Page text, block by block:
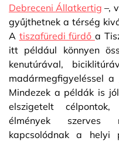
Debreceni Állatkertig –,
gyűjthetnek a térség
A tiszafüredi fürdő a
itt például könnyen
kenutúrával,
madármegfigyeléssel a
Mindezek a példák is
elszigetelt
élmények szerves
kapcsolódnak a helyi